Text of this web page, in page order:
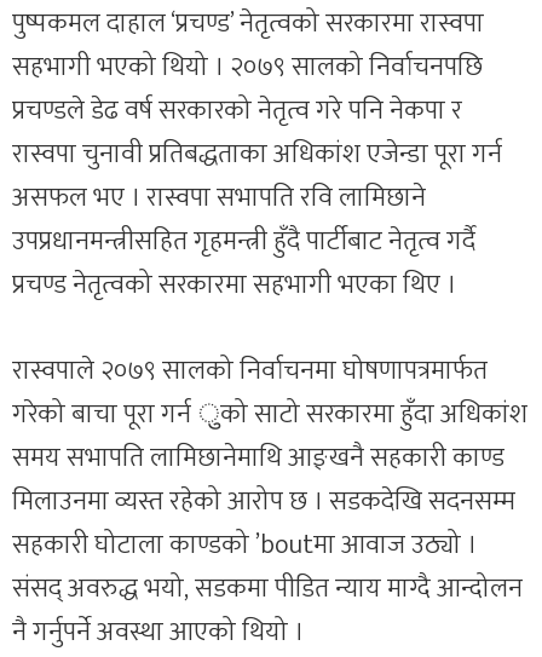
पुष्पकमल दाहाल ‘प्रचण्ड’ नेतृत्वको सरकारमा रास्वपा
सहभागी भएको थियो । २०७९ सालको निर्वाचनपछि
प्रचण्डले डेढ वर्ष सरकारको नेतृत्व गरे पनि नेकपा र
रास्वपा चुनावी प्रतिबद्धताका अधिकांश एजेन्डा पूरा गर्न
असफल भए । रास्वपा सभापति रवि लामिछाने
उपप्रधानमन्त्रीसहित गृहमन्त्री हुँदै पार्टीबाट नेतृत्व गर्दै
प्रचण्ड नेतृत्वको सरकारमा सहभागी भएका थिए ।
रास्वपाले २०७९ सालको निर्वाचनमा घोषणापत्रमार्फत
गरेको बाचा पूरा गर्न ुको साटो सरकारमा हुँदा अधिकांश
समय सभापति लामिछानेमाथि आङ्खनै सहकारी काण्ड
मिलाउनमा व्यस्त रहेको आरोप छ । सडकदेखि सदनसम्म
सहकारी घोटाला काण्डको ’boutमा आवाज उठ्यो ।
संसद् अवरुद्ध भयो, सडकमा पीडित न्याय माग्दै आन्दोलन
नै गर्नुपर्ने अवस्था आएको थियो ।